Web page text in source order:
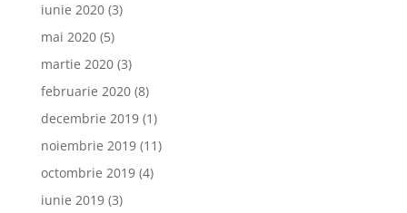
iunie 2020(3)
mai 2020(5)
martie 2020(3)
februarie 2020(8)
decembrie 2019(1)
noiembrie 2019(11)
octombrie 2019(4)
iunie 2019(3)